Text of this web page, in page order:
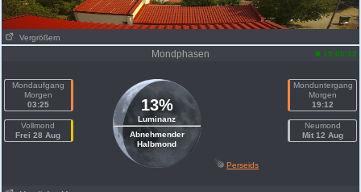
Vergrößern
Mondphasen 19:06:32
Mondaufgang
Morgen
03:25
Vollmond
Frei 28 Aug
13%
Luminanz
Abnehmender
Halbmond
Monduntergang
Morgen
19:12
Neumond
Mit 12 Aug
Perseids